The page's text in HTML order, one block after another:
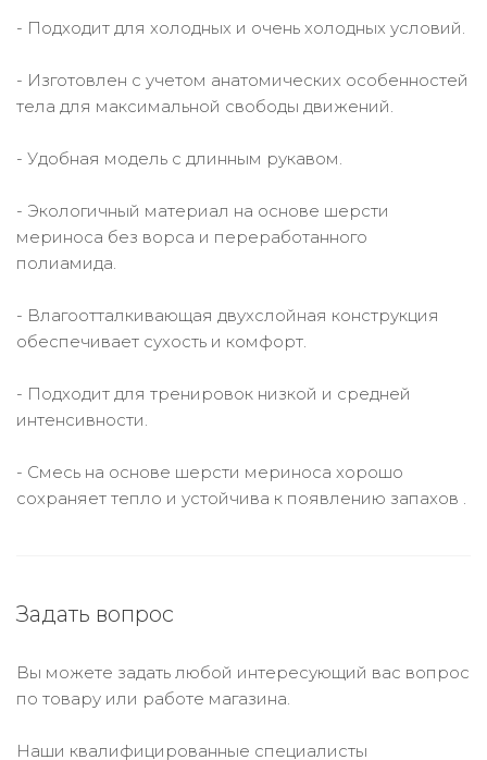
- Подходит для холодных и очень холодных условий.
- Изготовлен с учетом анатомических особенностей
тела для максимальной свободы движений.
- Удобная модель с длинным рукавом.
- Экологичный материал на основе шерсти
мериноса без ворса и переработанного
полиамида.
- Влагоотталкивающая двухслойная конструкция
обеспечивает сухость и комфорт.
- Подходит для тренировок низкой и средней
интенсивности.
- Смесь на основе шерсти мериноса хорошо
сохраняет тепло и устойчива к появлению запахов .
Задать вопрос
Вы можете задать любой интересующий вас вопрос
по товару или работе магазина.
Наши квалифицированные специалисты